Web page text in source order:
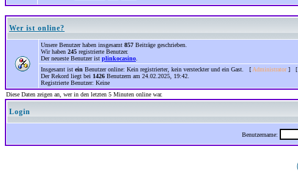
Wer ist online?
Unsere Benutzer haben insgesamt 857 Beiträge geschrieben.
Wir haben 245 registrierte Benutzer.
Der neueste Benutzer ist plinkocasino
Insgesamt ist ein Benutzer online: Kein registrierter, kein versteckter und ein Gast. [ Administrator] [
Der Rekord liegt bei 1426 Benutzern am 24.02.2025, 19:42.
Registrierte Benutzer: Keine
Diese Daten zeigen an, wer in den letzten 5 Minuten online war.
Login
Benutzername: